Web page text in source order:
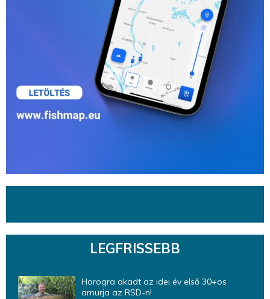
LEGFRISSEBB
Horogra akadt az idei év első 30+os
amurja az RSD-n!